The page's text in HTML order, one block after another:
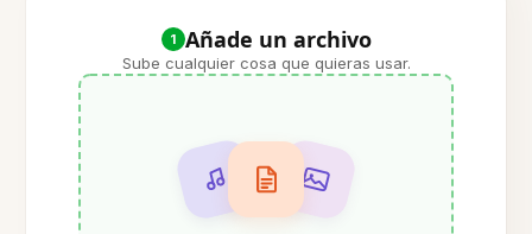
1 Añade un archivo
Sube cualquier cosa que quieras usar.